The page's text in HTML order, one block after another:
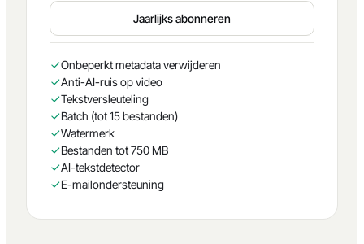
Twee maanden gratis. Voor wie het hele jaar van
Jaarlijks abonneren
Onbeperkt metadata verwijderen
Anti-AI-ruis op video
Tekstversleuteling
Batch (tot 15 bestanden)
Watermerk
Bestanden tot 750 MB